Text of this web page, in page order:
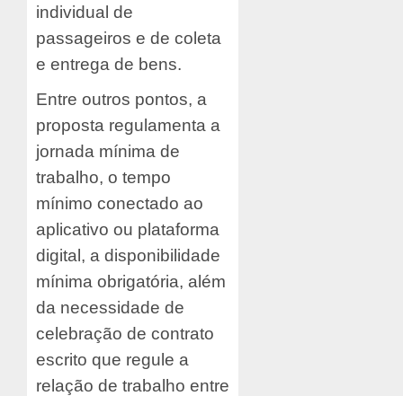
individual de
passageiros e de coleta
e entrega de bens.
Entre outros pontos, a
proposta regulamenta a
jornada mínima de
trabalho, o tempo
mínimo conectado ao
aplicativo ou plataforma
digital, a disponibilidade
mínima obrigatória, além
da necessidade de
celebração de contrato
escrito que regule a
relação de trabalho entre